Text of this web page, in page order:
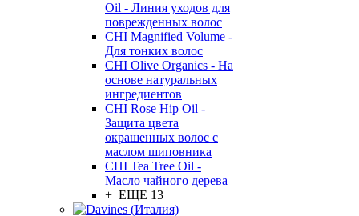
Oil - Линия уходов для
поврежденных волос
CHI Magnified Volume -
Для тонких волос
CHI Olive Organics - На
основе натуральных
ингредиентов
CHI Rose Hip Oil -
Защита цвета
окрашенных волос с
маслом шиповника
CHI Tea Tree Oil -
Масло чайного дерева
+ ЕЩЕ 13